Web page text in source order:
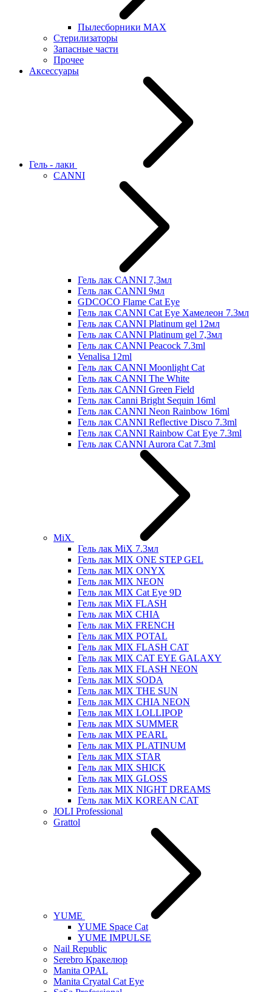
Пылесборники MAX
Стерилизаторы
Запасные части
Прочее
Аксессуары
Гель - лаки
CANNI
Гель лак CANNI 7,3мл
Гель лак CANNI 9мл
GDCOCO Flame Cat Eye
Гель лак CANNI Cat Eye Хамелеон 7.3мл
Гель лак CANNI Platinum gel 12мл
Гель лак CANNI Platinum gel 7,3мл
Гель лак CANNI Peacock 7.3ml
Venalisa 12ml
Гель лак CANNI Moonlight Cat
Гель лак CANNI The White
Гель лак CANNI Green Field
Гель лак Canni Bright Sequin 16ml
Гель лак CANNI Neon Rainbow 16ml
Гель лак CANNI Reflective Disco 7.3ml
Гель лак CANNI Rainbow Cat Eye 7.3ml
Гель лак CANNI Aurora Cat 7.3ml
MiX
Гель лак MiX 7.3мл
Гель лак MIX ONE STEP GEL
Гель лак MIX ONYX
Гель лак MIX NEON
Гель лак MIX Cat Eye 9D
Гель лак MiX FLASH
Гель лак MiX CHIA
Гель лак MiX FRENCH
Гель лак MIX POTAL
Гель лак MIX FLASH CAT
Гель лак MIX CAT EYE GALAXY
Гель лак MIX FLASH NEON
Гель лак MIX SODA
Гель лак MIX THE SUN
Гель лак MIX CHIA NEON
Гель лак MIX LOLLIPOP
Гель лак MIX SUMMER
Гель лак MIX PEARL
Гель лак MIX PLATINUM
Гель лак MIX STAR
Гель лак MIX SHICK
Гель лак MIX GLOSS
Гель лак MIX NIGHT DREAMS
Гель лак MiX KOREAN CAT
JOLI Professional
Grattol
YUME
YUME Space Cat
YUME IMPULSE
Nail Republic
Serebro Кракелюр
Manita OPAL
Manita Cryatal Cat Eye